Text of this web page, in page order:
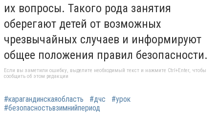
их вопросы. Такого рода занятия
оберегают детей от возможных
чрезвычайных случаев и информируют
общее положения правил безопасности.
Если вы заметили ошибку, выделите необходимый текст и нажмите Ctrl+Enter, чтобы
сообщить об этом редакции
#карагандинскаяобласть #дчс
#урок
#безопасностьвзимнийпериод